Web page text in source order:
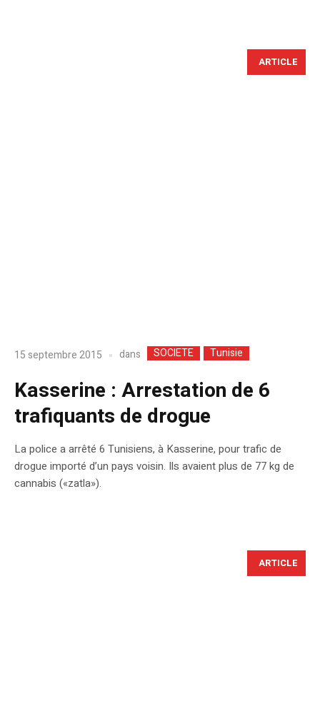
ARTICLE
15 septembre 2015 dans SOCIETE Tunisie
Kasserine : Arrestation de 6
trafiquants de drogue
La police a arrêté 6 Tunisiens, à Kasserine, pour trafic de
drogue importé d’un pays voisin. Ils avaient plus de 77 kg de
cannabis («zatla»).
ARTICLE